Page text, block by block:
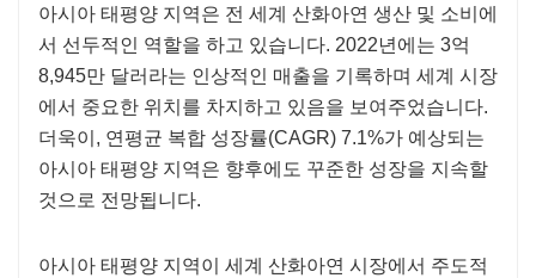
아시아 태평양 지역은 전 세계 산화아연 생산 및 소비에
서 선두적인 역할을 하고 있습니다. 2022년에는 3억
8,945만 달러라는 인상적인 매출을 기록하며 세계 시장
에서 중요한 위치를 차지하고 있음을 보여주었습니다.
더욱이, 연평균 복합 성장률(CAGR) 7.1%가 예상되는
아시아 태평양 지역은 향후에도 꾸준한 성장을 지속할
것으로 전망됩니다.
아시아 태평양 지역이 세계 산화아연 시장에서 주도적